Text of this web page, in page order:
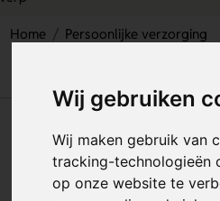
Wij gebruiken
Wij maken gebruik van
tracking-technologieën
op onze website te
Home
Persoonlijke verzorging
Compact
handig
onderweg